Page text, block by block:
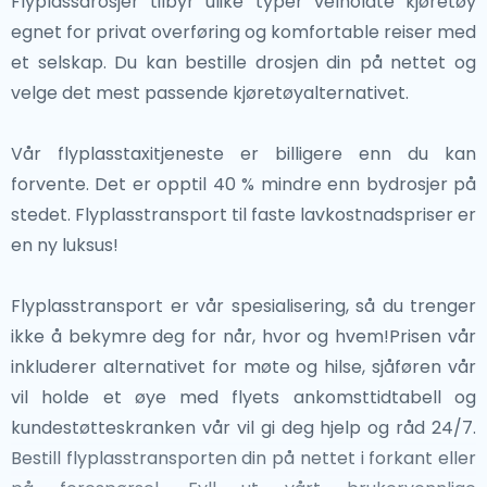
Luxembourgs levende kultur, garanterer landet en
uforglemmelig opplevelse.
og kulturelle vevet i Greater Region. Enten du
utforsker Metz's kunstneriske arv eller nyter de
middelalderske gatene i Trier, tilbyr disse byene
varierte og berikende opplevelser bare en kort tur fra
egnet for privat overføring og komfortable reiser med
et selskap. Du kan bestille drosjen din på nettet og
velge det mest passende kjøretøyalternativet.
Vår flyplasstaxitjeneste er billigere enn du kan
forvente. Det er opptil 40 % mindre enn bydrosjer på
stedet. Flyplasstransport til faste lavkostnadspriser er
en ny luksus!
Flyplasstransport er vår spesialisering, så du trenger
ikke å bekymre deg for når, hvor og hvem!Prisen vår
inkluderer alternativet for møte og hilse, sjåføren vår
vil holde et øye med flyets ankomsttidtabell og
kundestøtteskranken vår vil gi deg hjelp og råd 24/7.
Bestill flyplasstransporten din på nettet i forkant eller